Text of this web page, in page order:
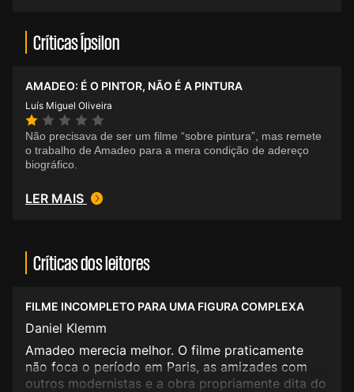
Críticas Ípsilon
AMADEO: É O PINTOR, NÃO É A PINTURA
Luís Miguel Oliveira
Não precisava de ser um filme “sobre pintura”, mas remete
o trabalho de Amadeo para a mera condição de adereço
biográfico.
LER MAIS
Críticas dos leitores
FILME INCOMPLETO PARA UMA FIGURA COMPLEXA
Daniel Klemm
Amadeo merecia melhor. O filme praticamente
não foca o período em Paris, as amizades com
outros modernistas e a obra propriamente dita do